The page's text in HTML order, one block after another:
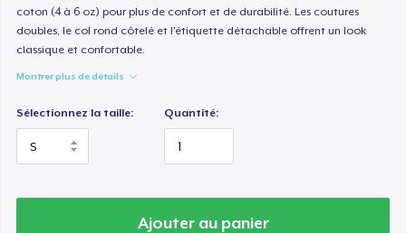
coton (4 à 6 oz) pour plus de confort et de durabilité. Les coutures
doubles, le col rond côtelé et l'étiquette détachable offrent un look
classique et confortable.
Montrer plus de détails
Sélectionnez la taille: Quantité:
Ajouter au panier